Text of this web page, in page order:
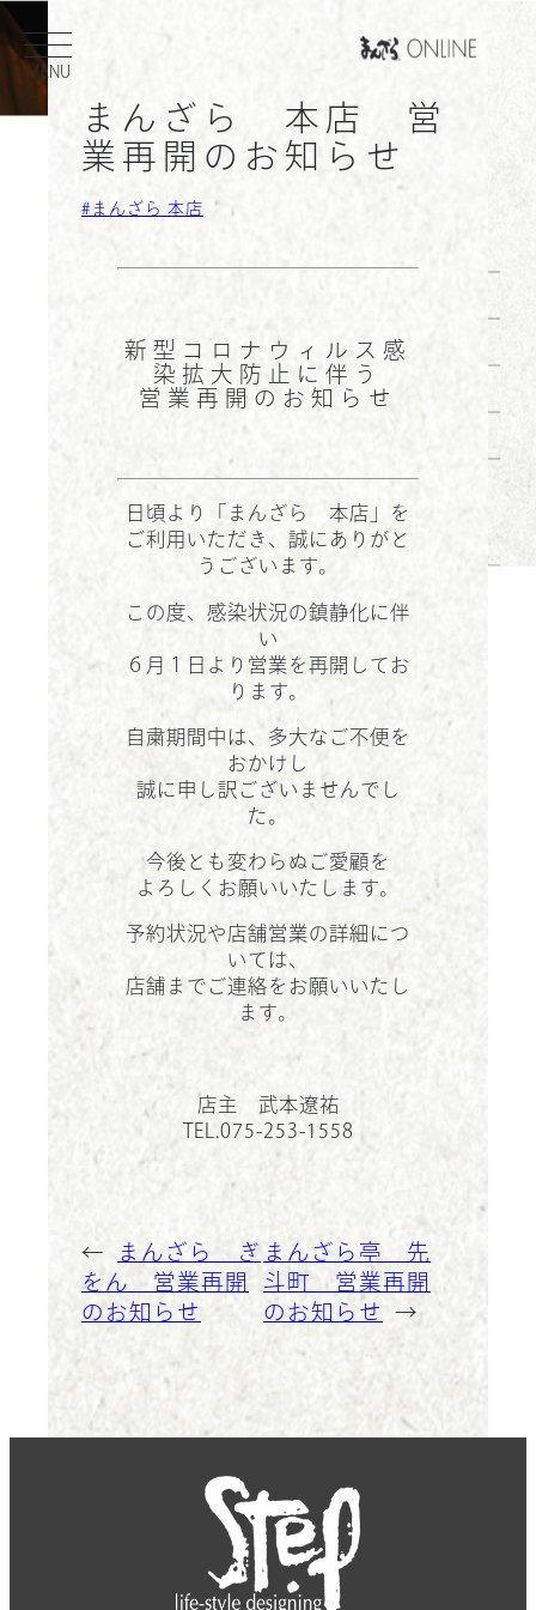
内
容
を
MENU
索
会社概要
採用情報
店舗一覧
お問い合わせ
まんざら 本店 営
業再開のお知らせ
まんざら 本店
新型コロナウィルス感
染拡大防止に伴う
営業再開のお知らせ
日頃より「まんざら 本店」を
ご利用いただき、誠にありがと
うございます。
この度、感染状況の鎮静化に伴
い
６月１日より営業を再開してお
ります。
自粛期間中は、多大なご不便を
おかけし
誠に申し訳ございませんでし
た。
今後とも変わらぬご愛顧を
よろしくお願いいたします。
予約状況や店舗営業の詳細につ
いては、
店舗までご連絡をお願いいたし
ます。
店主 武本遼祐
TEL.075-253-1558
←
まんざら ぎ
をん 営業再開
のお知らせ
まんざら亭 先
斗町 営業再開
のお知らせ
→